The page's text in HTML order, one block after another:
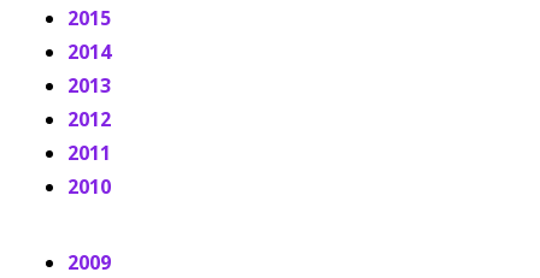
2015
2014
2013
2012
2011
2010
2009